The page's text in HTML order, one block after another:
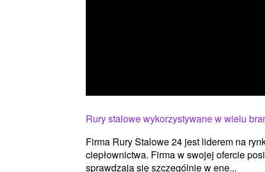
Rury stalowe wykorzystywane w wielu
Firma Rury Stalowe 24 jest liderem na
ciepłownictwa. Firma w swojej ofercie
sprawdzają się szczególnie w ene...